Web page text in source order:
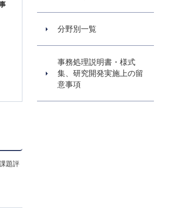
題評
分野別一覧
事務処理説明書・様式
集、研究開発実施上の留
意事項